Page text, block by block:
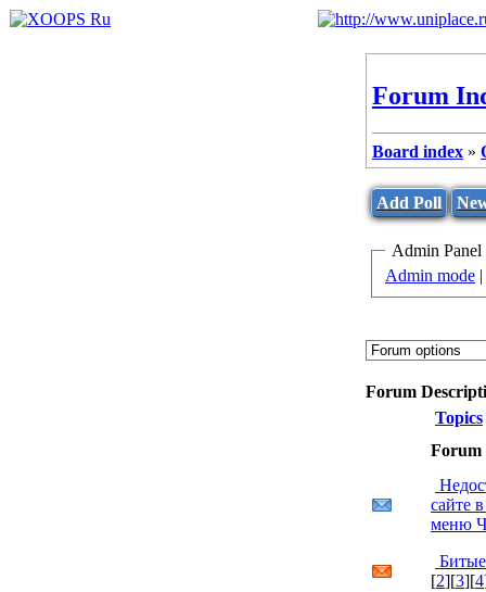
Forum
Board index »
Add Poll
Admin Panel
Admin mode |
Forum
Topics
Forum
сайте
меню
[2][3][4